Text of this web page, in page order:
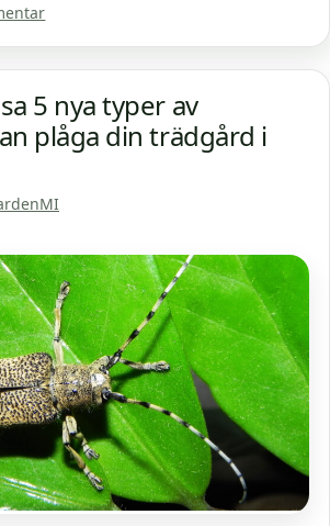
5 nya typer av
plåga din trädgård i